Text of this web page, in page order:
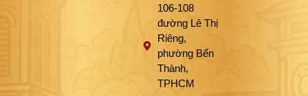
106-108
đường Lê Thị
Riêng,
phường Bến
Thành,
TPHCM